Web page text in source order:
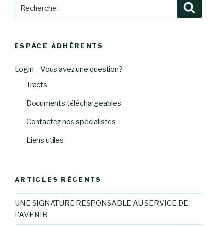
pour
ESPACE ADHÉRENTS
Login – Vous avez une question?
Tracts
Documents téléchargeables
Contactez nos spécialistes
Liens utiles
ARTICLES RÉCENTS
UNE SIGNATURE RESPONSABLE AU SERVICE DE
L’AVENIR